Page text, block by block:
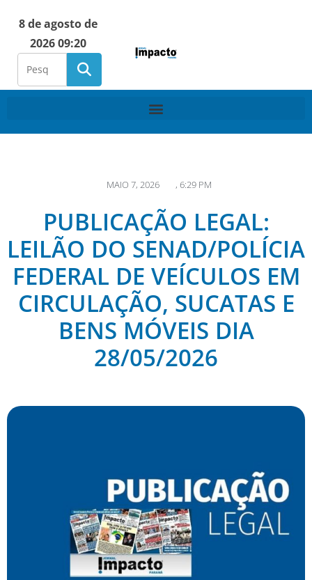
8 de agosto de
2026 09:20
MAIO 7, 2026 , 6:29 PM
PUBLICAÇÃO LEGAL:
LEILÃO DO SENAD/POLÍCIA
FEDERAL DE VEÍCULOS EM
CIRCULAÇÃO, SUCATAS E
BENS MÓVEIS DIA
28/05/2026